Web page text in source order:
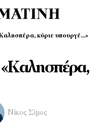
κύριε υπουργέ…»
Νίκος Σίμος